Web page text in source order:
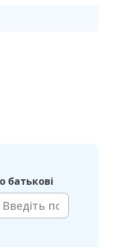
батькові